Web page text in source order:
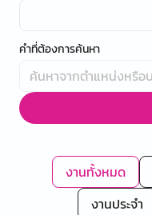
คำที่ต้องการค้นหา
งานทั้งหมด
งานประจำ